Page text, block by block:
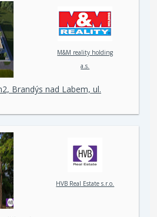
M&M reality holding
a.s.
Brandýs nad Labem, ul.
HVB Real Estate s.r.o.